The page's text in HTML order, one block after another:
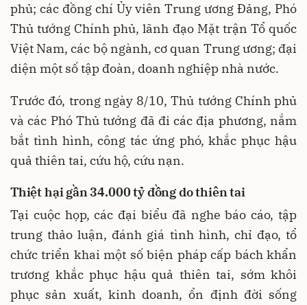
phủ; các đồng chí Ủy viên Trung ương Đảng, Phó
Thủ tướng Chính phủ, lãnh đạo Mặt trận Tổ quốc
Việt Nam, các bộ ngành, cơ quan Trung ương; đại
diện một số tập đoàn, doanh nghiệp nhà nước.
Trước đó, trong ngày 8/10, Thủ tướng Chính phủ
và các Phó Thủ tướng đã đi các địa phương, nắm
bắt tình hình, công tác ứng phó, khắc phục hậu
quả thiên tai, cứu hộ, cứu nạn.
Thiệt hại gần 34.000 tỷ đồng do thiên tai
Tại cuộc họp, các đại biểu đã nghe báo cáo, tập
trung thảo luận, đánh giá tình hình, chỉ đạo, tổ
chức triển khai một số biện pháp cấp bách khẩn
trương khắc phục hậu quả thiên tai, sớm khôi
phục sản xuất, kinh doanh, ổn định đời sống